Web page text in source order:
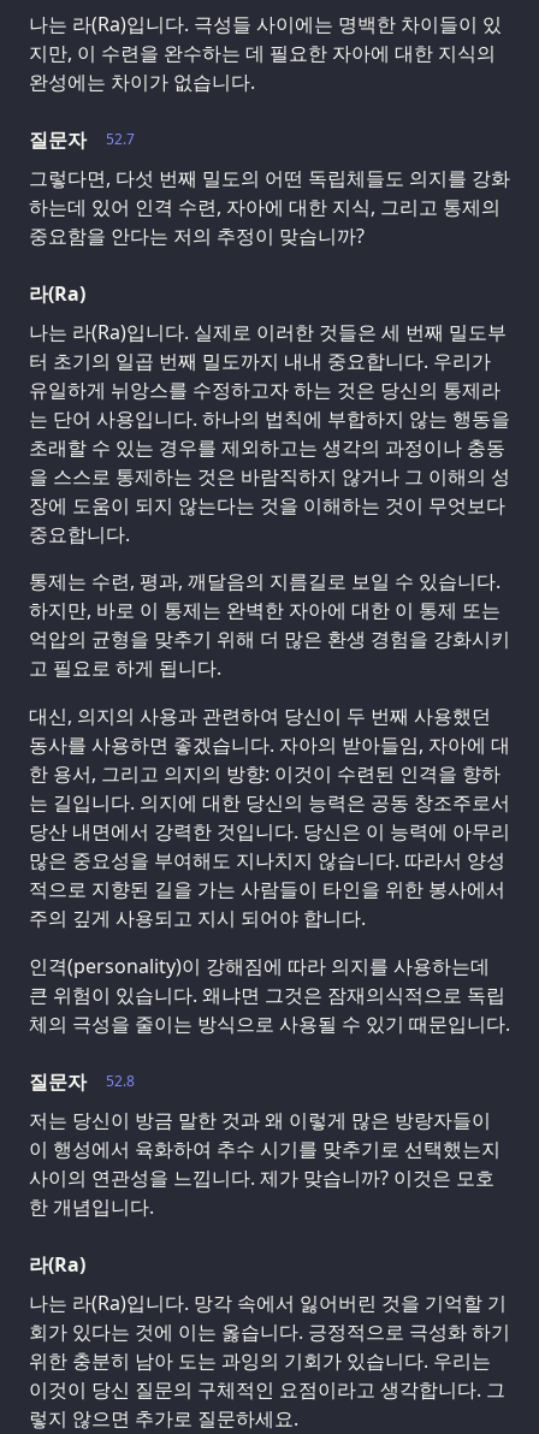
나는 라(Ra)입니다. 극성들 사이에는 명백한 차이들이 있
지만, 이 수련을 완수하는 데 필요한 자아에 대한 지식의
완성에는 차이가 없습니다.
52.7
질문자
그렇다면, 다섯 번째 밀도의 어떤 독립체들도 의지를 강화
하는데 있어 인격 수련, 자아에 대한 지식, 그리고 통제의
중요함을 안다는 저의 추정이 맞습니까?
라(Ra)
나는 라(Ra)입니다. 실제로 이러한 것들은 세 번째 밀도부
터 초기의 일곱 번째 밀도까지 내내 중요합니다. 우리가
유일하게 뉘앙스를 수정하고자 하는 것은 당신의 통제라
는 단어 사용입니다. 하나의 법칙에 부합하지 않는 행동을
초래할 수 있는 경우를 제외하고는 생각의 과정이나 충동
을 스스로 통제하는 것은 바람직하지 않거나 그 이해의 성
장에 도움이 되지 않는다는 것을 이해하는 것이 무엇보다
중요합니다.
통제는 수련, 평과, 깨달음의 지름길로 보일 수 있습니다.
하지만, 바로 이 통제는 완벽한 자아에 대한 이 통제 또는
억압의 균형을 맞추기 위해 더 많은 환생 경험을 강화시키
고 필요로 하게 됩니다.
대신, 의지의 사용과 관련하여 당신이 두 번째 사용했던
동사를 사용하면 좋겠습니다. 자아의 받아들임, 자아에 대
한 용서, 그리고 의지의 방향: 이것이 수련된 인격을 향하
는 길입니다. 의지에 대한 당신의 능력은 공동 창조주로서
당산 내면에서 강력한 것입니다. 당신은 이 능력에 아무리
많은 중요성을 부여해도 지나치지 않습니다. 따라서 양성
적으로 지향된 길을 가는 사람들이 타인을 위한 봉사에서
주의 깊게 사용되고 지시 되어야 합니다.
인격(personality)이 강해짐에 따라 의지를 사용하는데
큰 위험이 있습니다. 왜냐면 그것은 잠재의식적으로 독립
체의 극성을 줄이는 방식으로 사용될 수 있기 때문입니다.
52.8
질문자
저는 당신이 방금 말한 것과 왜 이렇게 많은 방랑자들이
이 행성에서 육화하여 추수 시기를 맞추기로 선택했는지
사이의 연관성을 느낍니다. 제가 맞습니까? 이것은 모호
한 개념입니다.
라(Ra)
나는 라(Ra)입니다. 망각 속에서 잃어버린 것을 기억할 기
회가 있다는 것에 이는 옳습니다. 긍정적으로 극성화 하기
위한 충분히 남아 도는 과잉의 기회가 있습니다. 우리는
이것이 당신 질문의 구체적인 요점이라고 생각합니다. 그
렇지 않으면 추가로 질문하세요.